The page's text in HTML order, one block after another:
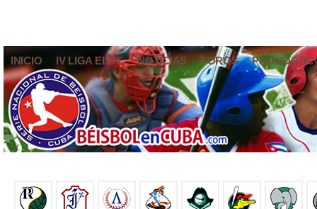
INICIO IV LIGA ELITE NOTICIAS FOROS